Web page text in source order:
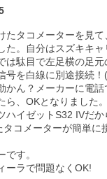
たタコメーターを見て
た。自分はスズキキ
は駄目で左足横の足元
号を白線に別途接続
かん？メーカーに電話
ら、OKとなりました
ハイゼットS32 IVだ
タコメーターが簡単に
す。
ーラで問題なくOK!